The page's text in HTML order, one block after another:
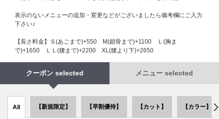
表示のないメニューの追加・変更などがございましたら備考欄にご入力
下さい♪
【長さ料金】Ｓ(あごまで)+550 М(鎖骨まで)+1100 Ｌ(胸ま
で)+1650 ＬＬ(腰まで)+2200 XL(腰より下)+2650
クーポン selected メニュー selected
All 【新規限定】 【早割優待】 【カット】 【カラー】